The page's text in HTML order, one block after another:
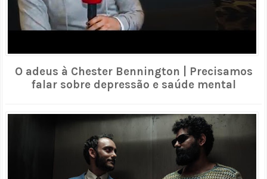
O adeus à Chester Bennington | Precisamos
falar sobre depressão e saúde mental